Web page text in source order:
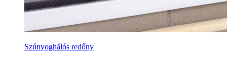
Szúnyoghálós redőny